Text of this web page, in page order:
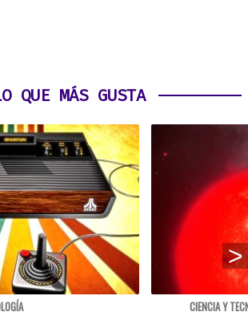
QUE MÁS GUSTA
CIENCIA Y